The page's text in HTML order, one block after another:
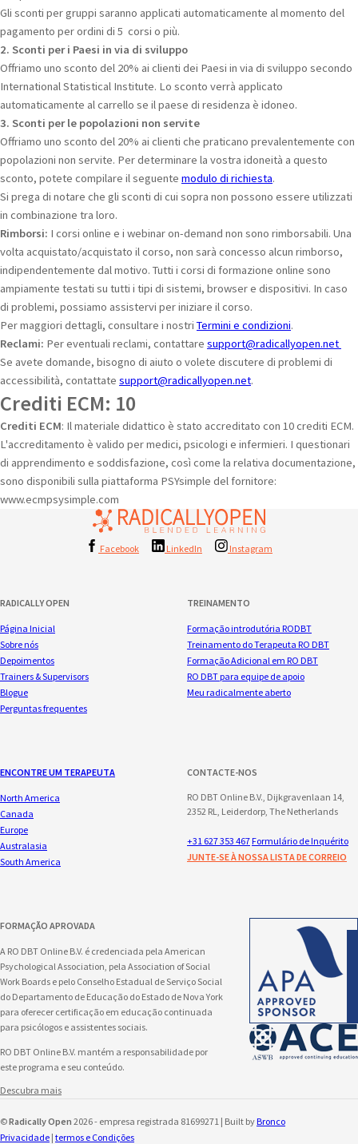
Gli sconti per gruppi saranno applicati automaticamente al momento del
pagamento per ordini di 5 corsi o più.
2. Sconti per i Paesi in via di sviluppo
Offriamo uno sconto del 20% ai clienti dei Paesi in via di sviluppo secondo
International Statistical Institute. Lo sconto verrà applicato
automaticamente al carrello se il paese di residenza è idoneo.
3. Sconti per le popolazioni non servite
Offriamo uno sconto del 20% ai clienti che praticano prevalentemente con
popolazioni non servite. Per determinare la vostra idoneità a questo
sconto, potete compilare il seguente modulo di richiesta.
Si prega di notare che gli sconti di cui sopra non possono essere utilizzati
in combinazione tra loro.
Rimborsi: I corsi online e i webinar on-demand non sono rimborsabili. Una
volta acquistato/acquistato il corso, non sarà concesso alcun rimborso,
indipendentemente dal motivo. Tutti i corsi di formazione online sono
ampiamente testati su tutti i tipi di sistemi, browser e dispositivi. In caso
di problemi, possiamo assistervi per iniziare il corso.
Per maggiori dettagli, consultare i nostri Termini e condizioni.
Reclami: Per eventuali reclami, contattare support@radicallyopen.net
Se avete domande, bisogno di aiuto o volete discutere di problemi di
accessibilità, contattate support@radicallyopen.net.
Crediti ECM: 10
Crediti ECM: Il materiale didattico è stato accreditato con 10 crediti ECM.
L'accreditamento è valido per medici, psicologi e infermieri. I questionari
di apprendimento e soddisfazione, così come la relativa documentazione,
sono disponibili sulla piattaforma PSYsimple del fornitore:
www.ecmpsysimple.com
Facebook LinkedIn Instagram
RADICALLY OPEN
Página Inicial
Sobre nós
Depoimentos
Trainers & Supervisors
Blogue
Perguntas frequentes
TREINAMENTO
Formação introdutória RODBT
Treinamento do Terapeuta RO DBT
Formação Adicional em RO DBT
RO DBT para equipe de apoio
Meu radicalmente aberto
ENCONTRE UM TERAPEUTA
North America
Canada
Europe
Australasia
South America
CONTACTE-NOS
RO DBT Online B.V., Dijkgravenlaan 14,
2352 RL, Leiderdorp, The Netherlands
+31 627 353 467 Formulário de Inquérito
JUNTE-SE À NOSSA LISTA DE CORREIO
FORMAÇÃO APROVADA
A RO DBT Online B.V. é credenciada pela American
Psychological Association, pela Association of Social
Work Boards e pelo Conselho Estadual de Serviço Social
do Departamento de Educação do Estado de Nova York
para oferecer certificação em educação continuada
para psicólogos e assistentes sociais.
RO DBT Online B.V. mantém a responsabilidade por
este programa e seu conteúdo.
Descubra mais
©Radically Open 2026 - empresa registrada 81699271 | Built by Bronco
Privacidade | termos e Condições